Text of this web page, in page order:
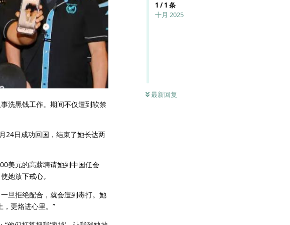
1 /1 条
十月 2025
最新回复
洗黑钱工作。期间不仅遭到软禁
24日成功回国，结束了她长达两
美元的高薪聘请她到中国任会
她放下戒心。
旦拒绝配合，就会遭到毒打。她
更烙进心里。”